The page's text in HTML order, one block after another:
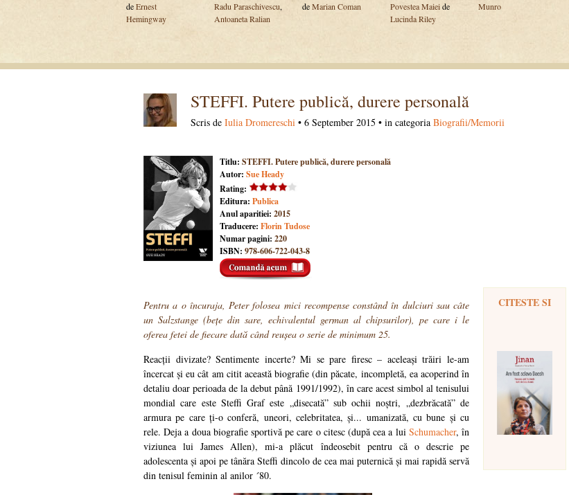
deErnest
Hemingway
Radu Paraschivescu,
Antoaneta Ralian
deMarian Coman
Povestea Maieide
Lucinda Riley
Munro
STEFFI. Putere publică, durere personală
Scris de Iulia Dromereschi • 6 September 2015 • in categoria Biografii/Memorii
Titlu: STEFFI. Putere publică, durere personală
Autor: Sue Heady
Rating:
Editura: Publica
Anul aparitiei: 2015
Traducere: Florin Tudose
Numar pagini: 220
ISBN: 978-606-722-043-8
Pentru a o încuraja, Peter folosea mici recompense constând în dulciuri sau câte
un Salzstange (bețe din sare, echivalentul german al chipsurilor), pe care i le
oferea fetei de fiecare dată când reușea o serie de minimum 25.
Reacții divizate? Sentimente incerte? Mi se pare firesc – aceleași trăiri le-am
încercat și eu cât am citit această biografie (din păcate, incompletă, ea acoperind în
detaliu doar perioada de la debut până 1991/1992), în care acest simbol al tenisului
mondial care este Steffi Graf este „disecată” sub ochii noștri, „dezbrăcată” de
armura pe care ți-o conferă, uneori, celebritatea, și... umanizată, cu bune și cu
rele. Deja a doua biografie sportivă pe care o citesc (după cea a lui Schumacher, în
viziunea lui James Allen), mi-a plăcut îndeosebit pentru că o descrie pe
adolescenta și apoi pe tânăra Steffi dincolo de cea mai puternică și mai rapidă servă
din tenisul feminin al anilor ´80.
CITESTE SI